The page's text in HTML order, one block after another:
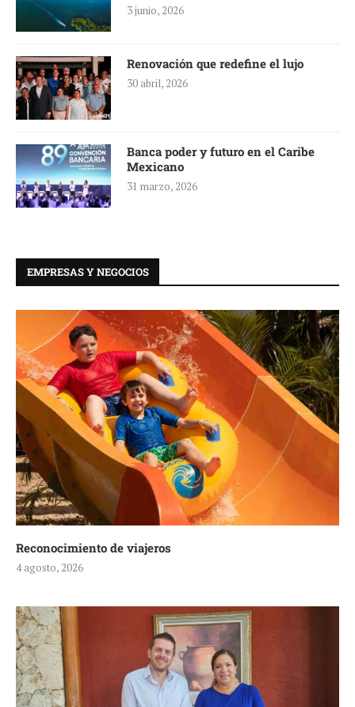
3 junio, 2026
Renovación que redefine el lujo
30 abril, 2026
Banca poder y futuro en el Caribe
Mexicano
31 marzo, 2026
EMPRESAS Y NEGOCIOS
Reconocimiento de viajeros
4 agosto, 2026